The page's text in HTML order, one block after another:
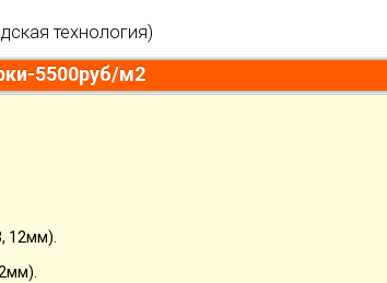
технология)
5500руб/м2
12мм).